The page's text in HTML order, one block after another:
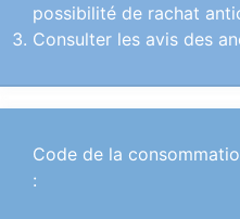
possibilité de rachat
Consulter les avis des
Code de la
: